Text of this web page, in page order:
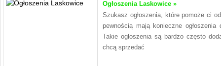
Ogłoszenia Laskowice »
Szukasz ogłoszenia, które pomoże ci
pewnością mają konieczne
Takie ogłoszenia są bardzo często
chcą sprzedać